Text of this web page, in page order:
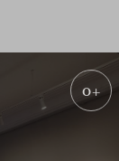
0+